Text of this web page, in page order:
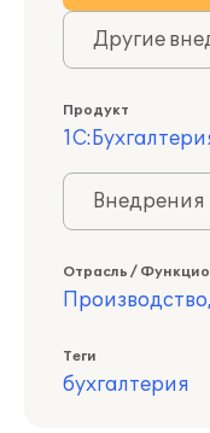
Другие
Продукт
Внедрения
Отрасль /
Теги
бухгалтерия